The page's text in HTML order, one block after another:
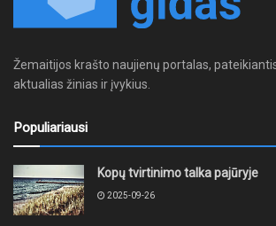
Žemaitijos krašto naujienų portalas,
aktualias žinias ir įvykius.
Populiariausi
Kopų tvirtinimo talka pajūryje
2025-09-26